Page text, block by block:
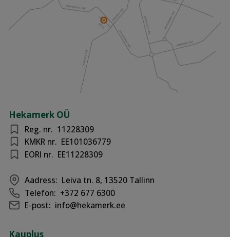
Hekamerk OÜ
Reg. nr. 11228309
KMKR nr. EE101036779
EORI nr. EE11228309
Aadress: Leiva tn. 8, 13520 Tallinn
Telefon: +372 677 6300
E-post: info@hekamerk.ee
Kauplus